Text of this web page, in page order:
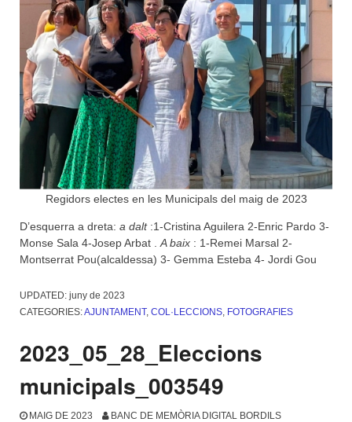
Regidors electes en les Municipals del maig de 2023
D’esquerra a dreta: a dalt:1-Cristina Aguilera 2-Enric Pardo 3-
Monse Sala 4-Josep Arbat .A baix : 1-Remei Marsal 2-
Montserrat Pou(alcaldessa) 3- Gemma Esteba 4- Jordi Gou
UPDATED: juny de 2023
CATEGORIES:AJUNTAMENT, COL·LECCIONS, FOTOGRAFIES
2023_05_28_Eleccions
municipals_003549
MAIG DE 2023 BANC DE MEMÒRIA DIGITAL BORDILS